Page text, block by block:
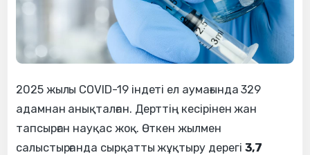
2025 жылы COVID-19 індеті ел аумағында 329
адамнан анықталған. Дерттің кесірінен жан
тапсырған науқас жоқ. Өткен жылмен
салыстырғанда сырқатты жұқтыру дерегі 3,7